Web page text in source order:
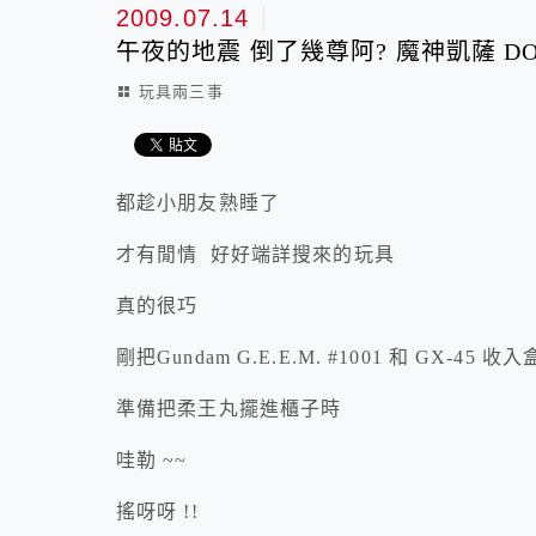
2009.07.14
午夜的地震 倒了幾尊阿? 魔神凱薩
玩具兩三事
都趁小朋友熟睡了
才有閒情 好好端詳搜來的玩具
真的很巧
剛把Gundam G.E.E.M. #1001 和 GX-45 收入
準備把柔王丸擺進櫃子時
哇勒 ~~
搖呀呀 !!